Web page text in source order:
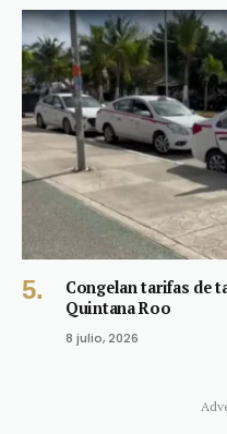
Congelan tarifas de
Quintana Roo
8 julio, 2026